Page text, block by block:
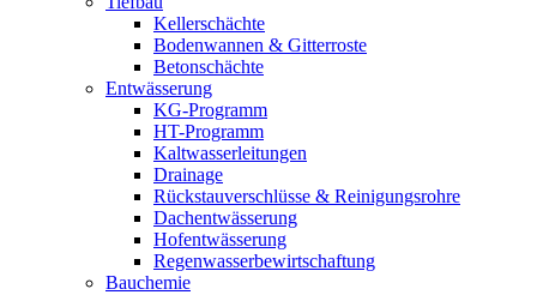
Kellerschächte
Bodenwannen & Gitterroste
Betonschächte
Entwässerung
KG-Programm
HT-Programm
Kaltwasserleitungen
Drainage
Rückstauverschlüsse & Reinigungsrohre
Dachentwässerung
Hofentwässerung
Regenwasserbewirtschaftung
Bauchemie